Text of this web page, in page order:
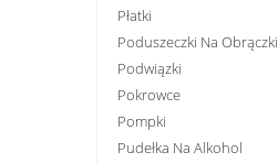
Płatki
Poduszeczki Na Obrączki
Podwiązki
Pokrowce
Pompki
Pudełka Na Alkohol